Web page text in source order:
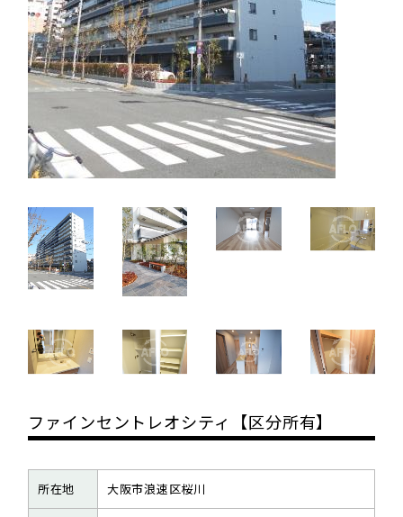
ファインセントレオシティ【区分所有】
所在地 大阪市浪速区桜川